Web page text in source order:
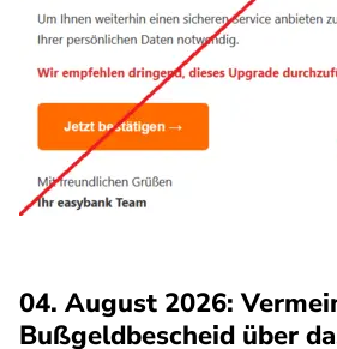
04. August 2026:
Bußgeldbescheid über